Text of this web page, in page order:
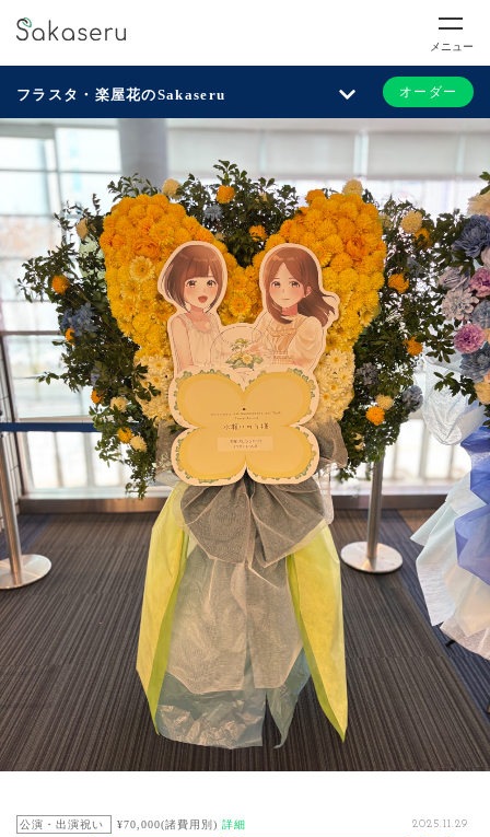
メニュー
フラスタ・楽屋花のSakaseru オーダー
公演・出演祝い ¥70,000(諸費用別) 詳細 2025.11.29